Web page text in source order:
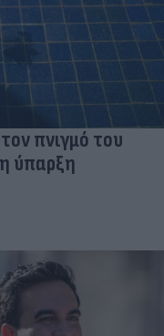
πνιγμό του
ύπαρξη